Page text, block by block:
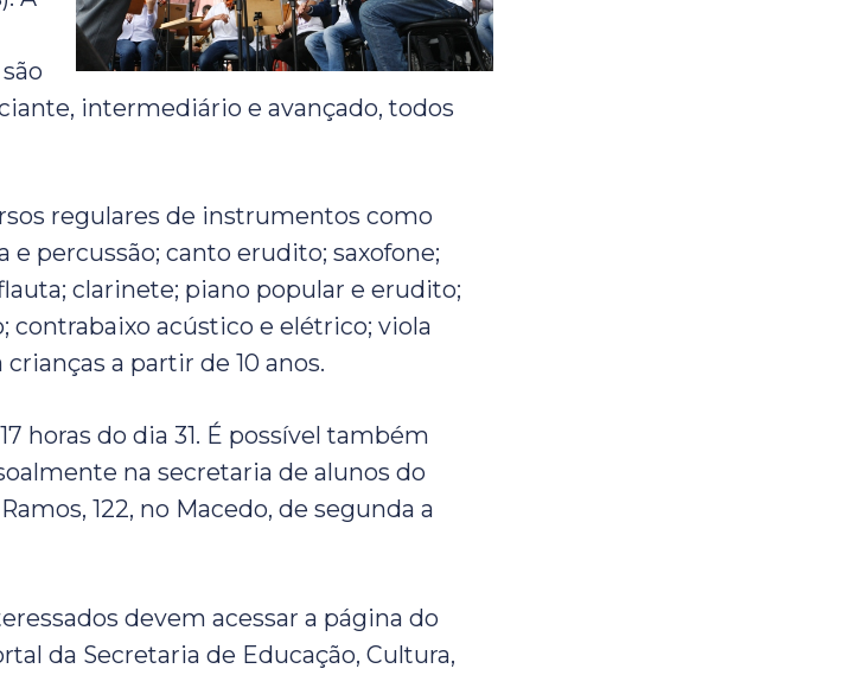
intermediário e avançado, todos
regulares de instrumentos como
percussão; canto erudito; saxofone;
clarinete; piano popular e erudito;
contrabaixo acústico e elétrico; viola
a partir de 10 anos.
horas do dia 31. É possível também
na secretaria de alunos do
122, no Macedo, de segunda a
devem acessar a página do
da Secretaria de Educação, Cultura,